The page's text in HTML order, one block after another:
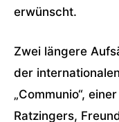
erwünscht.
Zwei längere
der
„Communio“,
Ratzingers,